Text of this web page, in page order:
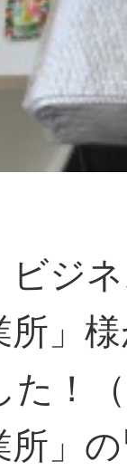
ビジ
所」
た！
所」